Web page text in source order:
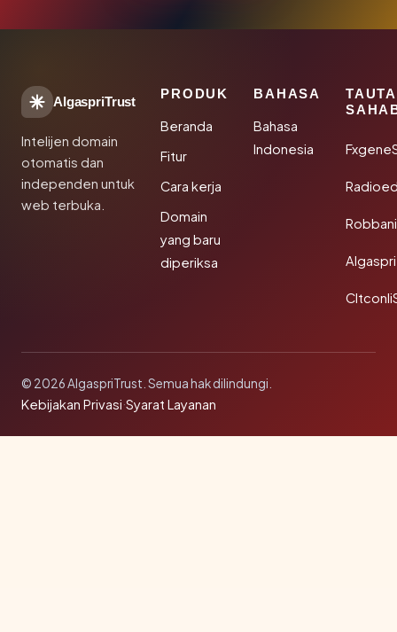
AlgaspriTrust
Intelijen domain
otomatis dan
independen untuk
web terbuka.
PRODUK
Beranda
Fitur
Cara kerja
Domain
yang baru
diperiksa
BAHASA
Bahasa
Indonesia
© 2026 AlgaspriTrust. Semua hak dilindungi.
Kebijakan Privasi·Syarat Layanan